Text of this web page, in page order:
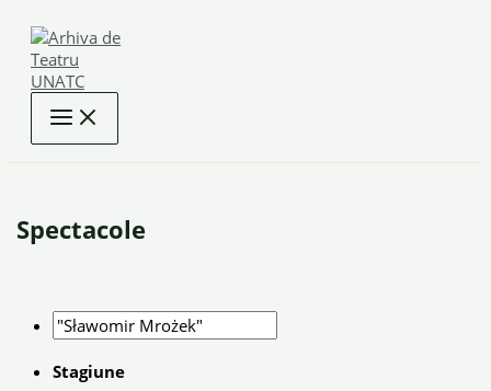
content
Spectacole
Stagiune